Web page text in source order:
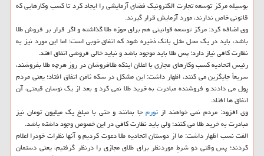
بوسیله مرکز توسعه تجارت الکترونیک فضای آزمایشی را ایجاد کرد تا کسب وکارهایی که
قانونی خاص ندارند، مورد آزمایش قرار گیرند.
وی اضافه کرد: مرکز توسعه قوانینی هم برای حوزه طلا گذاشته و اگر قرار بر فروش طلا
باشد، باید در یک محل مثل بانک ذخیره شود که اتفاق خوبی است؛ اما این مورد نیز به
نظارت کافی نیاز دارد؛ پس طلا باید موجود باشد و نباید خالی فروشی اتفاق افتد.
رئیس اتحادیه کسب وکارهای مجازی با اعلان اینکه طلافروشان در روز هرچه طلا بفروشند،
سریعاً جایگزین می کنند، اظهار داشت: این مشکل در سکه ثامن اتفاق افتاد؛ یعنی مردم
پول می دادند و فروشنده مبادرت به خرید طلا نمی کرد و بعد از یک نوسان قیمتی، آن
اتفاق ها افتاد.
وی افزود: مردم نمی خواهند ازتورم جا بمانند و حتی با مبلغ یک میلیون تومان نیز
مبادرت به خرید طلا می کنند؛ ولی باید نظارت کافی در این خصوص وجود داشته باشد.
الفت نسب اظهار داشت: ما از دوستان اتحادیه طلا دعوت کردیم و آنها نظرات خودرا اعلام
کردند؛ پس وقتی دو شرطِ موردنظر برای طلای مجازی را درنظر گرفتیم، یعنی دستمان